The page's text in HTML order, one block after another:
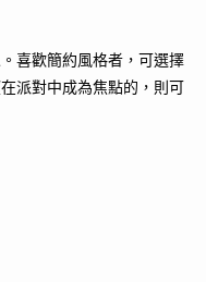
喜歡簡約風格者，可選擇
派對中成為焦點的，則可